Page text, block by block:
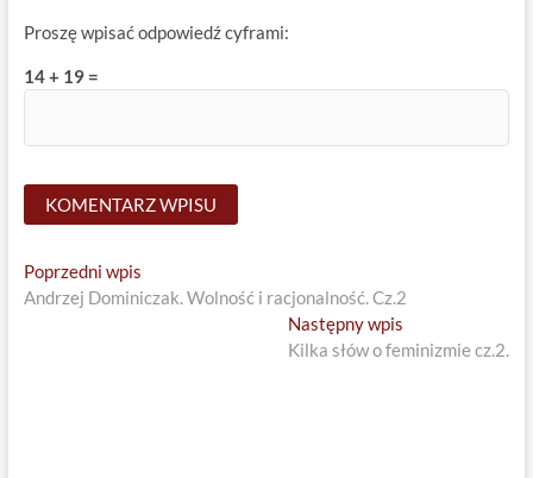
Proszę wpisać odpowiedź cyframi:
14 + 19 =
Nawigacja
wpisu
Poprzedni wpisPrevious
post:
Andrzej Dominiczak. Wolność i racjonalność. Cz.2
Następny wpis
post:
Kilka słów o feminizmie cz.2.